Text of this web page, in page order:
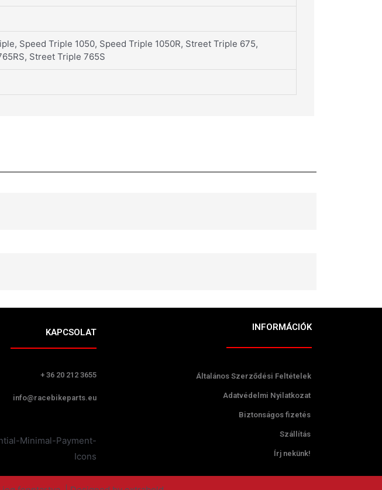
Speed Triple 1050, Speed Triple 1050R, Street Triple 675,
Street Triple 765S
KAPCSOLAT
+ 36 20 212 3655
info@racebikeparts.eu
INFORMÁCIÓK
Általános Szerződési Feltételek
Adatvédelmi Nyilatkozat
Biztonságos fizetés
Szállítás
Írj nekünk!